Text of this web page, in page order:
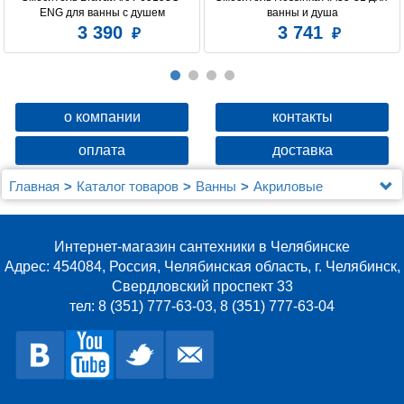
ENG для ванны с душем
3 390
ванны и душа
3 741
о компании контакты
оплата доставка
Главная Каталог товаров Ванны
Акриловые
Акриловая ванна Royal Bath Fanke RB 581200
Интернет-магазин сантехники в Челябинске
Адрес: 454084, Россия, Челябинская область, г. Челябинск,
Свердловский проспект 33
тел: 8 (351) 777-63-03, 8 (351) 777-63-04